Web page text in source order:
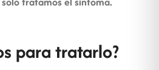
para tratarlo?